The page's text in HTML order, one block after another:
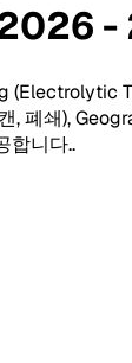
폐쇄),
합니다..